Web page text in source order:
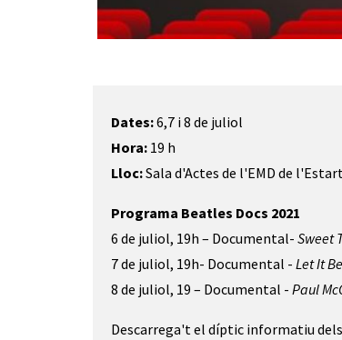
Dates:6,7 i 8 de juliol
Hora: 19 h
Lloc:Sala d'Actes de l'EMD de
Programa Beatles Docs 2021
6 de juliol, 19h – Documental- Sweet
7 de juliol, 19h- Documental - Let It Be
8 de juliol, 19 – Documental - Paul
Descarrega't el díptic informatiu dels